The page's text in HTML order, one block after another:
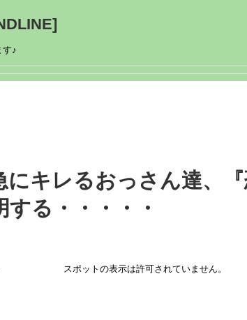
す♪
にキレるおっさん達、
る・・・・・